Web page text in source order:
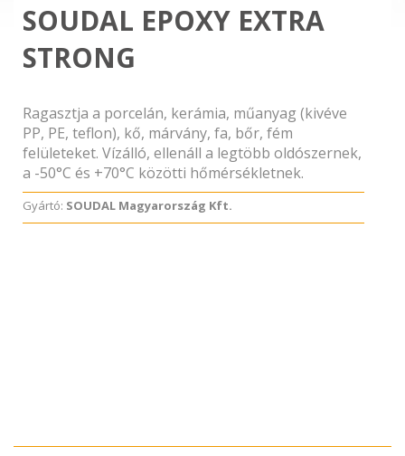
SOUDAL EPOXY EXTRA
STRONG
Ragasztja a porcelán, kerámia, műanyag (kivéve
PP, PE, teflon), kő, márvány, fa, bőr, fém
felületeket. Vízálló, ellenáll a legtöbb oldószernek,
a -50°C és +70°C közötti hőmérsékletnek.
Gyártó: SOUDAL Magyarország Kft.